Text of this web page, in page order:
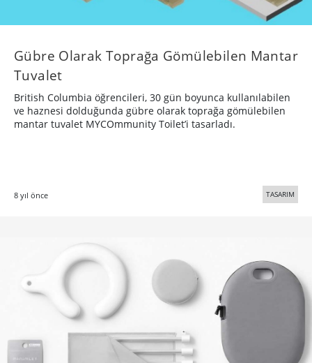
Gübre Olarak Toprağa Gömülebilen Mantar
Tuvalet
British Columbia öğrencileri, 30 gün boyunca kullanılabilen
ve haznesi dolduğunda gübre olarak toprağa gömülebilen
mantar tuvalet MYCOmmunity Toilet’i tasarladı.
8 yıl önce TASARIM